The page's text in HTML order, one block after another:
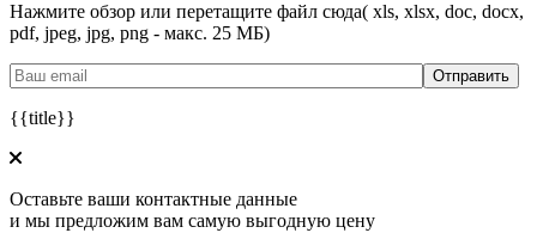
Нажмите обзор или перетащите файл сюда( xls, xlsx, doc, docx,
pdf, jpeg, jpg, png - макс. 25 МБ)
{{title}}
Оставьте ваши контактные данные
и мы предложим вам самую выгодную цену